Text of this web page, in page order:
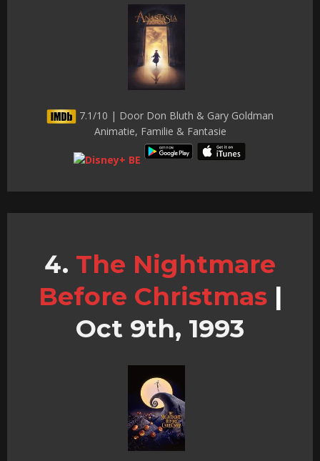
7.1/10 | Door Don Bluth & Gary Goldman
Animatie, Familie & Fantasie
The Nightmare
Before Christmas |
Oct 9th, 1993